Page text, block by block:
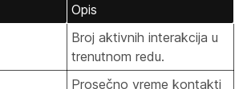
Opis
Broj aktivnih interakcija u
trenutnom redu.
Prosečno vreme kontakti